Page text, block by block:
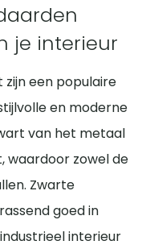
je interieur
een populaire
en moderne
van het metaal
waardoor zowel de
Zwarte
goed in
interieur